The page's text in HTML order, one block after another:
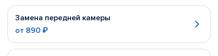
Замена передней камеры
от 890 ₽